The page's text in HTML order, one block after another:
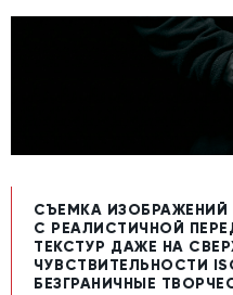
СЪЕМКА
С РЕАЛИСТИЧНОЙ
ТЕКСТУР ДАЖЕ НА
ЧУВСТВИТЕЛЬНОСТИ
БЕЗГРАНИЧНЫЕ